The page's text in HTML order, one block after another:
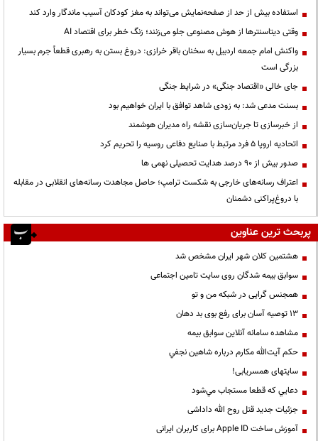
استفاده بیش از حد از صفحه‌نمایش می‌تواند به مغز کودکان آسیب ماندگار وارد کند
وقتی دیتاسنترها از هوش مصنوعی جلو می‌زنند؛ زنگ خطر برای اقتصاد AI
واکنش امام جمعه اردبیل به سخنان باقر خرازی: دروغ بستن به رهبری قطعاً جرم بسیار
بزرگی است
جای خالی «اقتصاد جنگی» در شرایط جنگی
بسنت مدعی شد: به زودی شاهد توافق با ایران خواهیم بود
از خبرسازی تا جریان‌سازی نقشه راه مدیران هوشمند
اتحادیه اروپا ۵ فرد مرتبط با صنایع دفاعی روسیه را تحریم کرد
صدور بیش از ۹۰ درصد هدایت تحصیلی نهمی ها
اعتراف رسانه‌های خارجی به شکست ترامپ؛ حاصل مجاهدت رسانه‌های انقلابی در مقابله
با دروغ‌پراکنی دشمنان
پربحث ترین عناوین
هشتمین کلان شهر ایران مشخص شد
سوابق بیمه شدگان روی سایت تامین اجتماعی
همجنس گرایی در شبکه من و تو
13 توصیه آسان برای رفع بوی بد دهان
مشاهده سامانه آنلاين سوابق بیمه
حكم آيت‌الله مكارم درباره شاهين نجفي
سایتهای همسریابی!
دعايي كه قطعا مستجاب مي‌شود
جزئیات جدید قتل روح الله داداشی
آموزش ساخت Apple ID برای کاربران ایرانی